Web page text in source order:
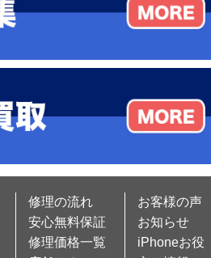
修理の流れ
安心無料保証
修理価格一覧
お客様の声
お知らせ
iPhoneお役